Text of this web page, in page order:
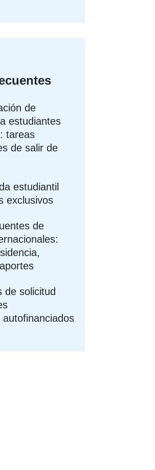
de
estudiantes
tareas
de salir de
estudiantil
exclusivos
de
de solicitud